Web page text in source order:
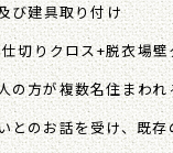
び建具取り付け
切りクロス+脱衣場
の方が複数名住まわ
とのお話を受け、既